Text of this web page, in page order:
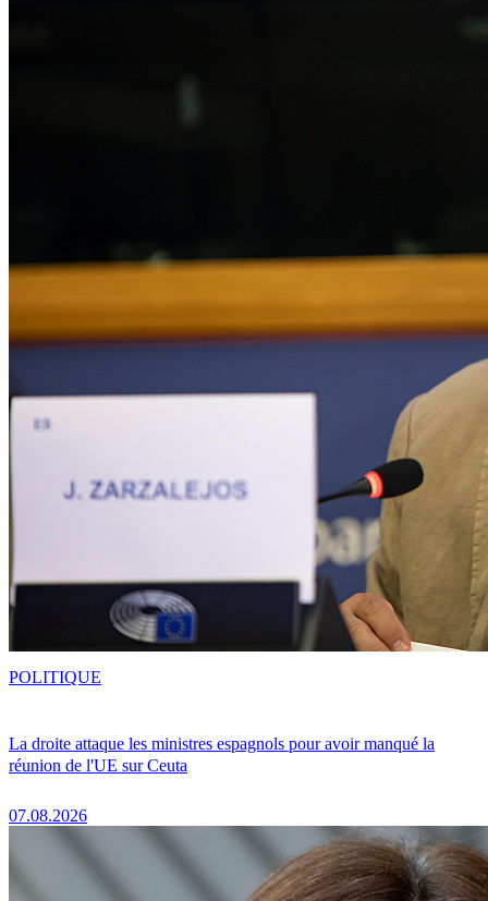
La droite attaque les ministres espagnols pour avoir manqué la
réunion de l'UE sur Ceuta
07.08.2026
POLITIQUE